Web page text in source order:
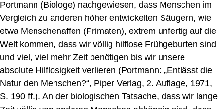
Portmann (Biologe) nachgewiesen, dass Menschen im
Vergleich zu anderen höher entwickelten Säugern, wie
etwa Menschenaffen (Primaten), extrem unfertig auf die
Welt kommen, dass wir völlig hilflose Frühgeburten sind
und viel, viel mehr Zeit benötigen bis wir unsere
absolute Hilflosigkeit verlieren (Portmann: „Entlässt die
Natur den Menschen?“, Piper Verlag, 2. Auflage, 1971,
S. 190 ff.). An der biologischen Tatsache, dass wir lange